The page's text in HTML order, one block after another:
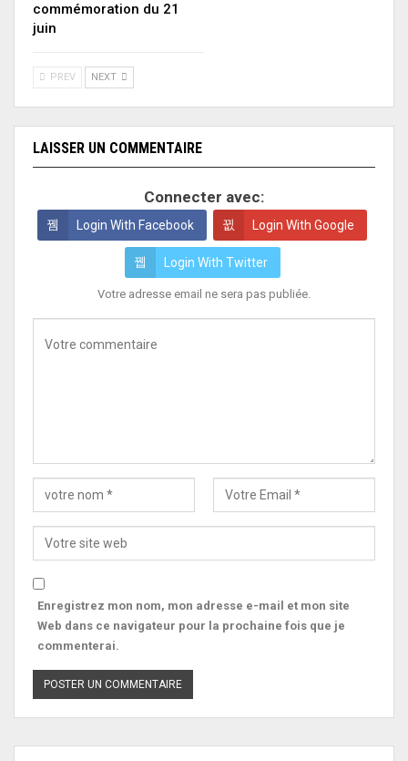
commémoration du 21
juin
PREV NEXT
LAISSER UN COMMENTAIRE
Connecter avec:
Login With Facebook Login With Google
Login With Twitter
Votre adresse email ne sera pas publiée.
Enregistrez mon nom, mon adresse e-mail et mon site
Web dans ce navigateur pour la prochaine fois que je
commenterai.